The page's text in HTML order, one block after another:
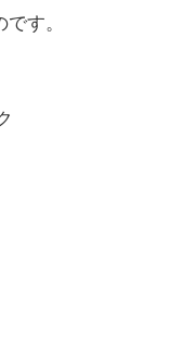
す。